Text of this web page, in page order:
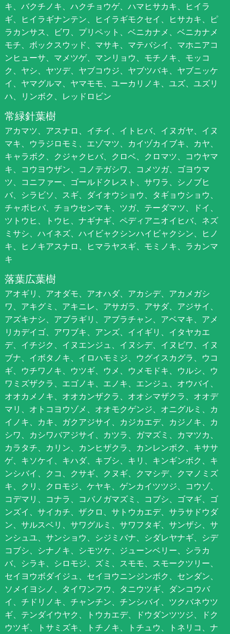
キ、バクチノキ、ハクチョウゲ、ハマヒサカキ、ヒイラ
ギ、ヒイラギナンテン、ヒイラギモクセイ、ヒサカキ、ピ
ラカンサス、ビワ、プリペット、ベニカナメ、ベニカナメ
モチ、ボックスウッド、マサキ、マテバシイ、マホニアコ
ンヒューサ、マメツゲ、マンリョウ、モチノキ、モッコ
ク、ヤシ、ヤツデ、ヤブコウジ、ヤブツバキ、ヤブニッケ
イ、ヤマグルマ、ヤマモモ、ユーカリノキ、ユズ、ユズリ
ハ、リンボク、レッドロビン
常緑針葉樹
アカマツ、アスナロ、イチイ、イトヒバ、イヌガヤ、イヌ
マキ、ウラジロモミ、エゾマツ、カイヅカイブキ、カヤ、
キャラボク、クジャクヒバ、クロベ、クロマツ、コウヤマ
キ、コウヨウザン、コノテガシワ、コメツガ、ゴヨウマ
ツ、コニファー、ゴールドクレスト、サワラ、シノブヒ
バ、シラビソ、スギ、ダイオウショウ、タギョウショウ、
チャボヒバ、チョウセンマキ、ツガ、テーダマツ、ドイ、
ツトウヒ、トウヒ、ナギナギ、ペディアニオイヒバ、ネズ
ミサシ、ハイネズ、ハイビャクシンハイビャクシン、ヒノ
キ、ヒノキアスナロ、ヒマラヤスギ、モミノキ、ラカンマ
キ
落葉広葉樹
アオギリ、アオダモ、アオハダ、アカシデ、アカメガシ
ワ、アキグミ、アキニレ、アサガラ、アサダ、アジサイ、
アズキナシ、アブラギリ、アブラチャン、アベマキ、アメ
リカデイゴ、アワブキ、アンズ、イイギリ、イタヤカエ
デ、イチジク、イヌエンジュ、イヌシデ、イヌビワ、イヌ
ブナ、イボタノキ、イロハモミジ、ウグイスカグラ、ウコ
ギ、ウチワノキ、ウツギ、ウメ、ウメモドキ、ウルシ、ウ
ワミズザクラ、エゴノキ、エノキ、エンジュ、オウバイ、
オオカメノキ、オオカンザクラ、オオシマザクラ、オオデ
マリ、オトコヨウゾメ、オオモクゲンジ、オニグルミ、カ
イノキ、カキ、ガクアジサイ、カジカエデ、カジノキ、カ
シワ、カシワバアジサイ、カツラ、ガマズミ、カマツカ、
カラタチ、カリン、カンヒザクラ、カンレンボク、キササ
ゲ、キソケイ、キハダ、キブシ、キリ、キンギンボク、キ
ンシバイ、クコ、クサギ、クヌギ、クマシデ、クマノミズ
キ、クリ、クロモジ、ケヤキ、ゲンカイツツジ、コウゾ、
コデマリ、コナラ、コバノガマズミ、コブシ、ゴマギ、ゴ
ンズイ、サイカチ、ザクロ、サトウカエデ、サラサドウダ
ン、サルスベリ、サワグルミ、サワフタギ、サンザシ、サ
ンシュユ、サンショウ、シジミバナ、シダレヤナギ、シデ
コブシ、シナノキ、シモツケ、ジューンベリー、シラカ
バ、シラキ、シロモジ、ズミ、スモモ、スモークツリー、
セイヨウボダイジュ、セイヨウニンジンボク、センダン、
ソメイヨシノ、タイワンフウ、タニウツギ、ダンコウバ
イ、チドリノキ、チャンチン、チンシバイ、ツクバネウツ
ギ、テンダイウヤク、トウカエデ、ドウダンツツジ、ドク
ウツギ、トサミズキ、トチノキ、トチュウ、トネリコ、ナ